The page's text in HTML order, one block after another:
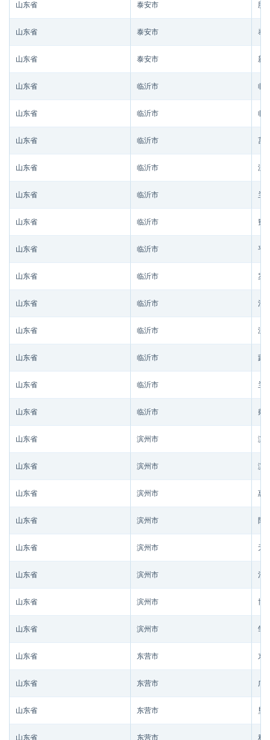
山东省 泰安市 肥
山东省 泰安市 泰
山东省 泰安市 新
山东省 临沂市 临
山东省 临沂市 临
山东省 临沂市 莒
山东省 临沂市 沂
山东省 临沂市 兰
山东省 临沂市 费
山东省 临沂市 平
山东省 临沂市 罗
山东省 临沂市 河
山东省 临沂市 沂
山东省 临沂市 蒙
山东省 临沂市 兰
山东省 临沂市 郯
山东省 滨州市 滨
山东省 滨州市 滨
山东省 滨州市 惠
山东省 滨州市 阳
山东省 滨州市 无
山东省 滨州市 沾
山东省 滨州市 博
山东省 滨州市 邹
山东省 东营市 东
山东省 东营市 广
山东省 东营市 垦
山东省 东营市 利